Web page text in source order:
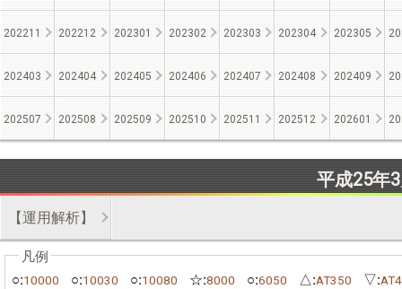
202211 202212 202301 202302 202303 202304 202305
202403 202404 202405 202406 202407 202408 202409
202507 202508 202509 202510 202511 202512 202601
平成25年
【運用解析】
○:10000 ○:10030 ○:10080 ☆:8000 ○:6050 △:AT350 ▽: